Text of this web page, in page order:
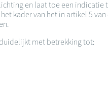
en laat toe een
kader van het in artikel 5
met betrekking tot: